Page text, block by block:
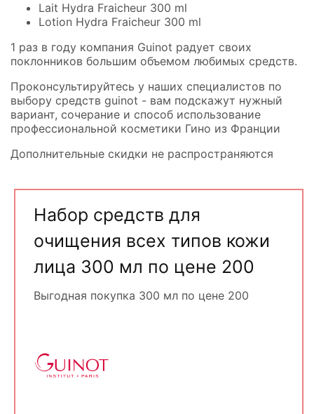
Lait Hydra Fraicheur 300 ml
Lotion Hydra Fraicheur 300 ml
1 раз в году компания Guinot радует своих
поклонников большим объемом любимых средств.
Проконсультируйтесь у наших специалистов по
выбору средств guinot - вам подскажут нужный
вариант, сочерание и способ использование
профессиональной косметики Гино из Франции
Дополнительные скидки не распространяются
Набор средств для
очищения всех типов кожи
лица 300 мл по цене 200
Выгодная покупка 300 мл по цене 200